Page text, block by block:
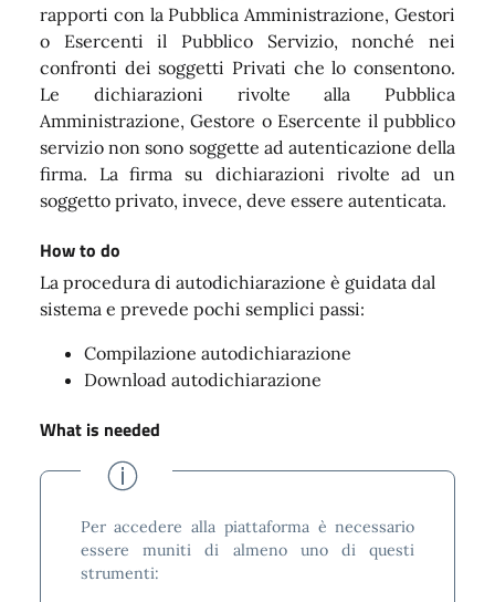
rapporti con la Pubblica Amministrazione, Gestori
o Esercenti il Pubblico Servizio, nonché nei
confronti dei soggetti Privati che lo consentono.
Le dichiarazioni rivolte alla Pubblica
Amministrazione, Gestore o Esercente il pubblico
servizio non sono soggette ad autenticazione della
firma. La firma su dichiarazioni rivolte ad un
soggetto privato, invece, deve essere autenticata.
How to do
La procedura di autodichiarazione è guidata dal
sistema e prevede pochi semplici passi:
Compilazione autodichiarazione
Download autodichiarazione
What is needed
Per accedere alla piattaforma è necessario
essere muniti di almeno uno di questi
strumenti: